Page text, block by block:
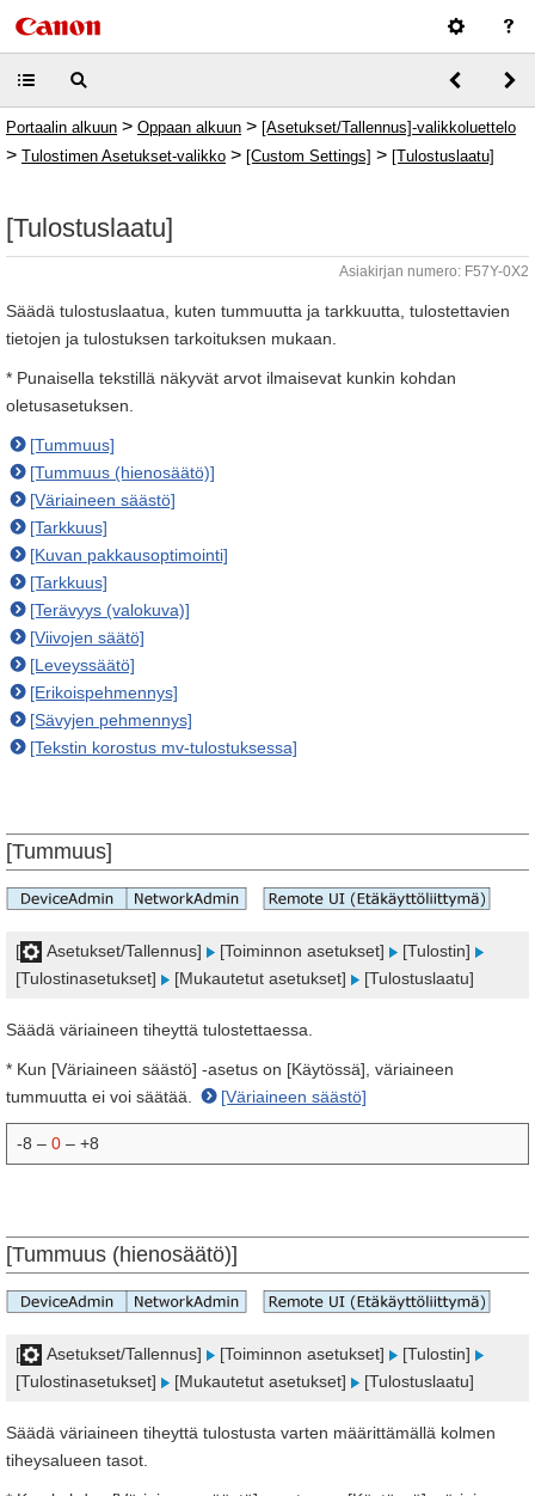
Portaalin alkuun > Oppaan alkuun > [Asetukset/Tallennus]-valikkoluettelo
> Tulostimen Asetukset-valikko > [Custom Settings] > [Tulostuslaatu]
[Tulostuslaatu]
Asiakirjan numero: F57Y-0X2
Säädä tulostuslaatua, kuten tummuutta ja tarkkuutta, tulostettavien
tietojen ja tulostuksen tarkoituksen mukaan.
* Punaisella tekstillä näkyvät arvot ilmaisevat kunkin kohdan
oletusasetuksen.
[Tummuus]
[Tummuus (hienosäätö)]
[Väriaineen säästö]
[Tarkkuus]
[Kuvan pakkausoptimointi]
[Tarkkuus]
[Terävyys (valokuva)]
[Viivojen säätö]
[Leveyssäätö]
[Erikoispehmennys]
[Sävyjen pehmennys]
[Tekstin korostus mv-tulostuksessa]
[Tummuus]
[ Asetukset/Tallennus] [Toiminnon asetukset]
[Tulostin]
[Tulostinasetukset]
[Mukautetut asetukset] [Tulostuslaatu]
Säädä väriaineen tiheyttä tulostettaessa.
* Kun [Väriaineen säästö] ‑asetus on [Käytössä], väriaineen
tummuutta ei voi säätää.
[Väriaineen säästö]
-8 – 0 – +8
[Tummuus (hienosäätö)]
[ Asetukset/Tallennus] [Toiminnon asetukset]
[Tulostin]
[Tulostinasetukset]
[Mukautetut asetukset] [Tulostuslaatu]
Säädä väriaineen tiheyttä tulostusta varten määrittämällä kolmen
tiheysalueen tasot.